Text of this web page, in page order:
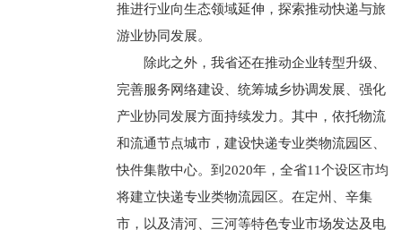
推进行业向生态领域延伸，探索推动快递与旅
游业协同发展。
除此之外，我省还在推动企业转型升级、
完善服务网络建设、统筹城乡协调发展、强化
产业协同发展方面持续发力。其中，依托物流
和流通节点城市，建设快递专业类物流园区、
快件集散中心。到2020年，全省11个设区市均
将建立快递专业类物流园区。在定州、辛集
市，以及清河、三河等特色专业市场发达及电